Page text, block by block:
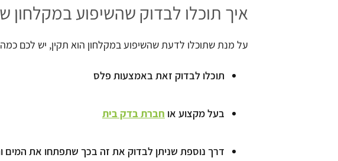
איך תוכלו לבדוק שהשיפוע במקלחון
על מנת שתוכלו לדעת שהשיפוע במקלחון הוא תקין, יש לכם
תוכלו לבדוק זאת באמצעות פלס
בעל מקצוע או חברת בדק בית
דרך נוספת שניתן לבדוק את זה בכך שתפתחו את המים